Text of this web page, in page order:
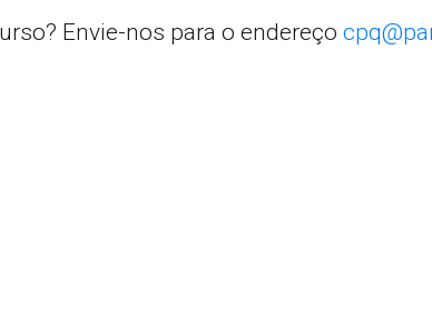
Envie-nos para o endereço